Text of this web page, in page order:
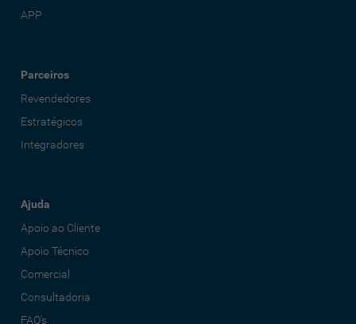
APP
Parceiros
Revendedores
Estratégicos
Integradores
Ajuda
Apoio ao Cliente
Apoio Técnico
Comercial
Consultadoria
FAQ's